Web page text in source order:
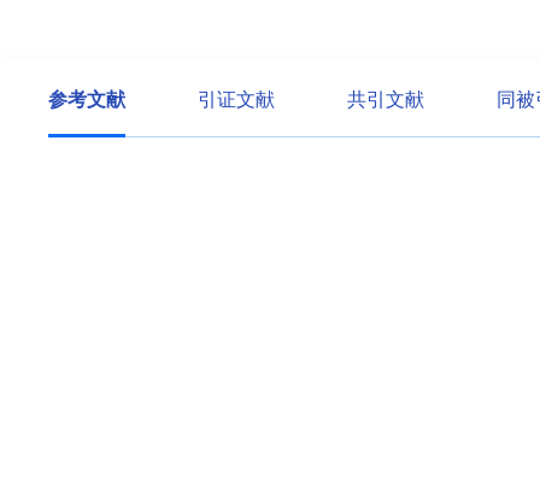
参考文献 引证文献 共引文献 同